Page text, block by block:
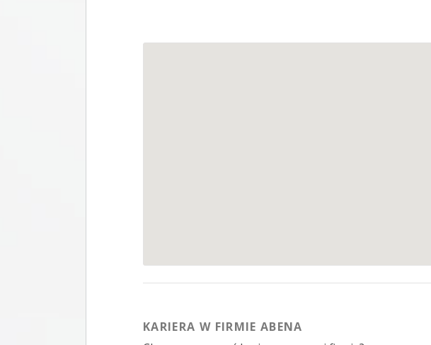
KARIERA W FIRMIE ABENA